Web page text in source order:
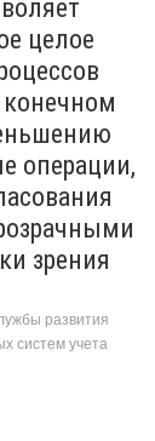
целое
операции,
зрения
развития
систем учета